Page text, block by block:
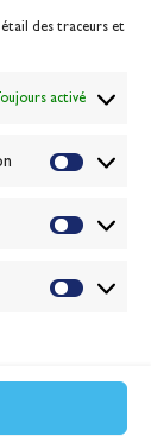
des traceurs et
activé